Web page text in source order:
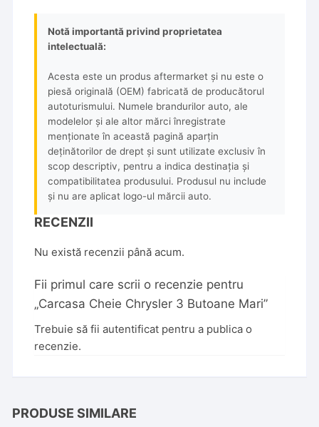
Notă importantă privind proprietatea
intelectuală:
Acesta este un produs aftermarket și nu este o
piesă originală (OEM) fabricată de producătorul
autoturismului. Numele brandurilor auto, ale
modelelor și ale altor mărci înregistrate
menționate în această pagină aparțin
deținătorilor de drept și sunt utilizate exclusiv în
scop descriptiv, pentru a indica destinația și
compatibilitatea produsului. Produsul nu include
și nu are aplicat logo-ul mărcii auto.
RECENZII
Nu există recenzii până acum.
Fii primul care scrii o recenzie pentru
„Carcasa Cheie Chrysler 3 Butoane Mari”
Trebuie să fiiautentificat pentru a publica o
recenzie.
PRODUSE SIMILARE